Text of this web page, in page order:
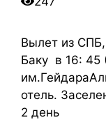
Вылет из
Баку в 16: 45
отель.
2 день